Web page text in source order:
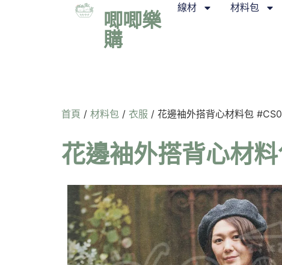
唧唧樂
購
線材 材料包
首頁 / 材料包 / 衣服 / 花邊袖外搭背心材料包
花邊袖外搭背心材